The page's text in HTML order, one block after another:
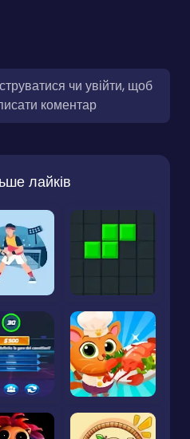
чи увійти, щоб
коментар
лайків